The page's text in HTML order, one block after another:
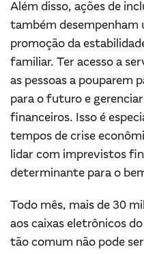
Além disso, ações de
também desempenham
promoção da
familiar. Ter acesso a
as pessoas a pouparem
para o futuro e
financeiros. Isso é
tempos de crise
lidar com imprevistos
determinante para o
Todo mês, mais de 30
aos caixas eletrônicos
tão comum não pode